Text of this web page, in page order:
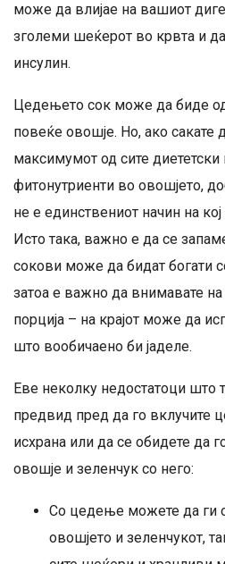
може да влијае на вашиот
зголеми шеќерот во крвта и
инсулин.
Цедењето сок може да биде
повеќе овошје. Но, ако сакате
максимумот од сите диететски
фитонутриенти во овошјето,
не е единствениот начин на
Исто така, важно е да се
сокови може да бидат богати
затоа е важно да внимавате
порција – на крајот може да
што вообичаено би јаделе.
Еве неколку недостатоци што
предвид пред да го вклучите
исхрана или да се обидете да
овошје и зеленчук со него:
Со цедење можете да ги
овошјето и зеленчукот,